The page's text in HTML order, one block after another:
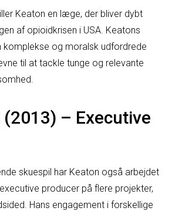
Keaton en læge, der bliver dybt
af opioidkrisen i USA. Keatons
og moralsk udfordrede
til at tackle tunge og relevante
– Executive
skuespil har Keaton også arbejdet
producer på flere projekter,
Hans engagement i forskellige